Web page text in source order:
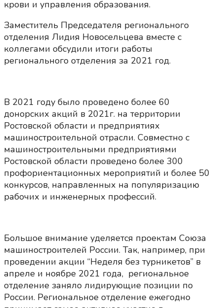
крови и управления образования.
Заместитель Председателя регионального
отделения Лидия Новосельцева вместе с
коллегами обсудили итоги работы
регионального отделения за 2021 год.
В 2021 году было проведено более 60
донорских акций в 2021г. на территории
Ростовской области и предприятиях
машиностроительной отрасли. Совместно с
машиностроительными предприятиями
Ростовской области проведено более 300
профориентационных мероприятий и более 50
конкурсов, направленных на популяризацию
рабочих и инженерных профессий.
Большое внимание уделяется проектам Союза
машиностроителей России. Так, например, при
проведении акции “Неделя без турникетов” в
апреле и ноябре 2021 года, региональное
отделение заняло лидирующие позиции по
России. Региональное отделение ежегодно